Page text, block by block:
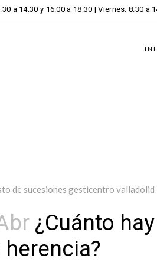
a 14:30 y 16:00 a 18:30 | Viernes: 8:30 a
¿Cuánto
herencia?